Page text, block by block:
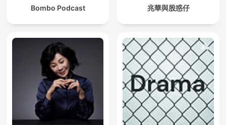
Bombo Podcast 兆華與股惑仔